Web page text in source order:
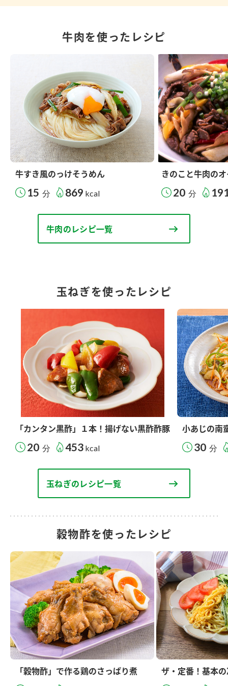
牛肉を使ったレシピ
牛すき風のっけそうめん
15 分 869 kcal
きのこと牛肉の
20 分
牛肉のレシピ一覧
玉ねぎを使ったレシピ
「カンタン黒酢」１本！揚げない黒酢酢豚
20 分 453 kcal
小あじの南
30 分
玉ねぎのレシピ一覧
穀物酢を使ったレシピ
「穀物酢」で作る鶏のさっぱり煮 ザ・定番！基本